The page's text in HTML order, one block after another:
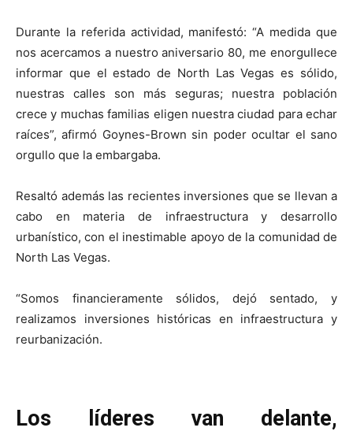
Durante la referida actividad, manifestó: “A medida que
nos acercamos a nuestro aniversario 80, me enorgullece
informar que el estado de North Las Vegas es sólido,
nuestras calles son más seguras; nuestra población
crece y muchas familias eligen nuestra ciudad para echar
raíces”, afirmó Goynes-Brown sin poder ocultar el sano
orgullo que la embargaba.
Resaltó además las recientes inversiones que se llevan a
cabo en materia de infraestructura y desarrollo
urbanístico, con el inestimable apoyo de la comunidad de
North Las Vegas.
“Somos financieramente sólidos, dejó sentado, y
realizamos inversiones históricas en infraestructura y
reurbanización.
Los líderes van delante,